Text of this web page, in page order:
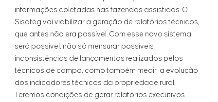
informações coletadas nas fazendas assistidas. O
Sisateg vai viabilizar a geração de relatórios técnicos,
que antes não era possível. Com esse novo sistema
será possível, não só mensurar possíveis
inconsistências de lançamentos realizados pelos
técnicos de campo, como também medir a evolução
dos indicadores técnicos da propriedade rural.
Teremos condições de gerar relatórios executivos